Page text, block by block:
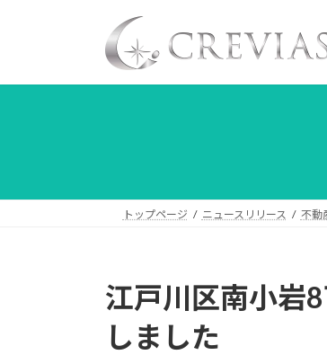
プ
動
トップページ ニュースリリース 不動
江戸川区南小岩
しました